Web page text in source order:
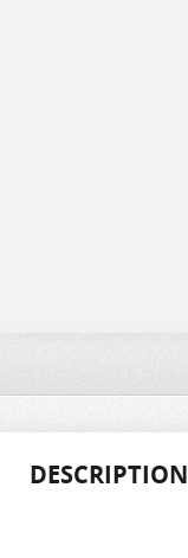
DESCRIPTION